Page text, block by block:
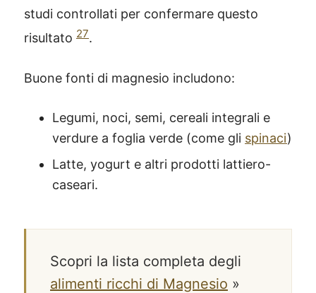
studi controllati per confermare questo
risultato 27.
Buone fonti di magnesio includono:
Legumi, noci, semi, cereali integrali e
verdure a foglia verde (come gli spinaci)
Latte, yogurt e altri prodotti lattiero-
caseari.
Scopri la lista completa degli
alimenti ricchi di Magnesio »